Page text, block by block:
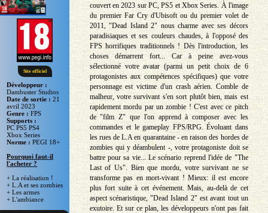
Site officiel
Développeur :
Dambuster Studios
Date de sortie :21
avril 2023
Genre :FPS
Supports :
PC PS5 PS4
Xbox Series
Norme :PEGI 18+
Pourquoi faut-il
l'acheter ?
+ La réalisation !
+ L.A et ses zombies
+ Les armes
+ L'ambiance
couvert en 2023 sur PC, PS5 et Xbox Series. À l'image
du premier Far Cry d'Ubisoft ou du premier volet de
2011, "Dead Island 2" nous charme avec ses décors
paradisiaques et ses couleurs chaudes, à l'opposé des
FPS horrifiques traditionnels ! Dès l'introduction, les
choses démarrent fort... Car à peine avez-vous
sélectionné votre avatar (parmi un petit choix de 6
protagonistes aux compétences spécifiques) que votre
personnage est victime d'un crash aérien. Comble de
malheur, votre survivant s'en sort plutôt bien, mais est
rapidement mordu par un zombie ! C'est avec ce pitch
de "film Z" que l'on apprend à composer avec les
commandes et le gameplay FPS/RPG. Évoluant dans
les rues de L.A en quarantaine - en raison des hordes de
zombies qui y déambulent -, votre protagoniste doit se
battre pour sa vie... Le scénario reprend l'idée de "The
Last of Us". Bien que mordu, votre survivant ne se
transforme pas en mort-vivant ! Mieux: il est encore
plus fort suite à cet événement. Mais, au-delà de cet
aspect scénaristique, "Dead Island 2" est avant tout un
exutoire. Et sur ce plan, les développeurs n'ont pas fait